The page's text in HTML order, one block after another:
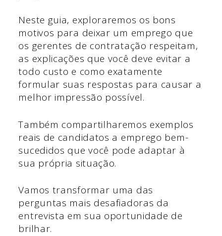
Neste guia, exploraremos os bons
motivos para deixar um emprego que
os gerentes de contratação respeitam,
as explicações que você deve evitar a
todo custo e como exatamente
formular suas respostas para causar a
melhor impressão possível.
Também compartilharemos exemplos
reais de candidatos a emprego bem-
sucedidos que você pode adaptar à
sua própria situação.
Vamos transformar uma das
perguntas mais desafiadoras da
entrevista em sua oportunidade de
brilhar.